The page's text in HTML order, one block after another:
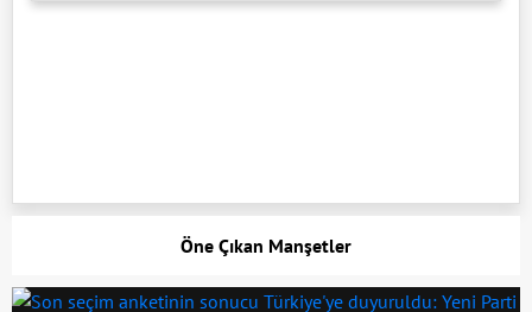
Öne Çıkan Manşetler